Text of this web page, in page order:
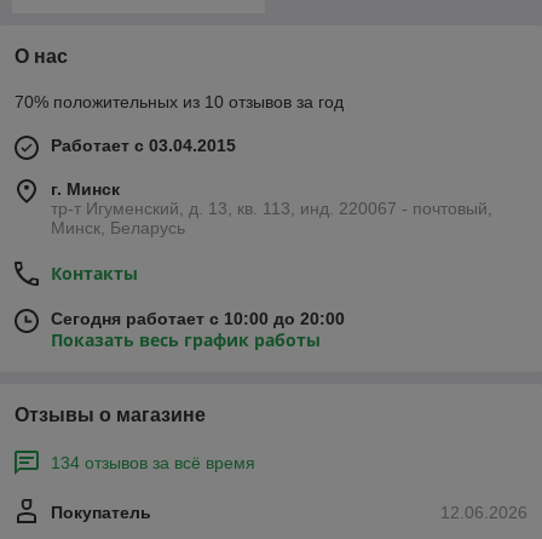
О нас
70% положительных из 10 отзывов за год
Работает с 03.04.2015
г. Минск
тр-т Игуменский, д. 13, кв. 113, инд. 220067 - почтовый,
Минск, Беларусь
Контакты
Сегодня работает с 10:00 до 20:00
Показать весь график работы
Отзывы о магазине
134 отзывов за всё время
12.06.2026
Покупатель